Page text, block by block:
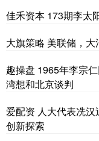
佳禾资本 173期李太
大旗策略 美联储，
趣操盘 1965年李宗
湾想和北京谈判
爱配资 人大代表冼
创新探索